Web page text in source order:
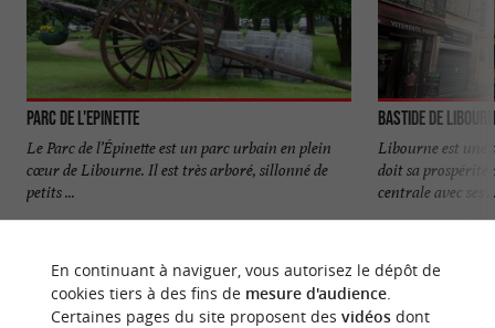
Parc de l'Epinette
Le Parc de l’Épinette est un parc urbain en plein
cœur de Libourne. Il est très arboré, sillonné de
petits ...
Bastide de
Libourne est une
doit sa prospérité
centrale avec ses
En continuant à naviguer, vous autorisez le dépôt de
cookies tiers à des fins de mesure d'audience.
Certaines pages du site proposent des vidéosdont